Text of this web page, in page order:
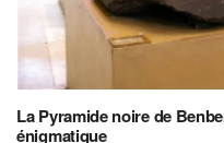
La Pyramide noire de
énigmatique